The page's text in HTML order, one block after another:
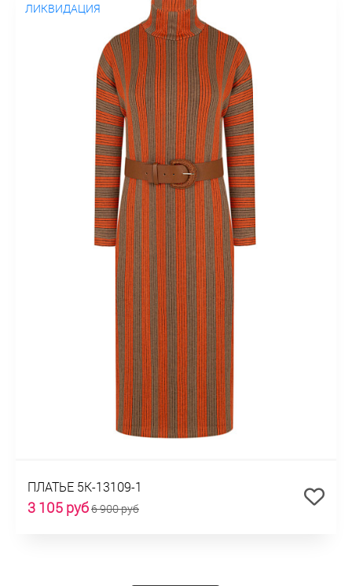
ЛИКВИДАЦИЯ
ПЛАТЬЕ 5К-13109-1
3 105 руб6 900 руб